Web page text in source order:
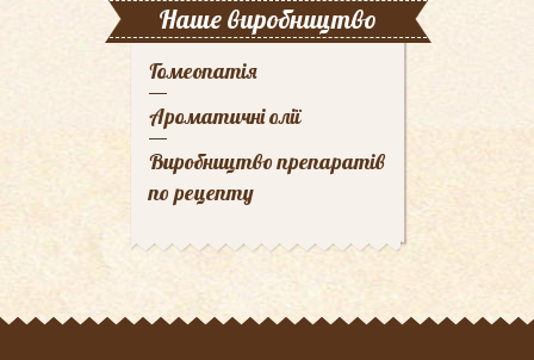
Наше виробництво
Гомеопатія
Ароматичні олії
Виробництво препаратів
по рецепту